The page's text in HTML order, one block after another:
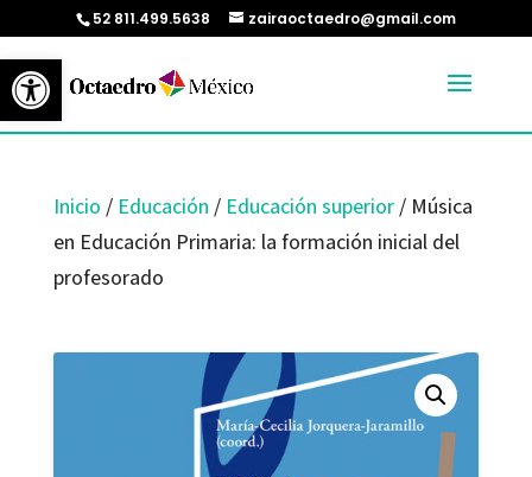
Abrir barra de herramientas
52 811.499.5638 zairaoctaedro@gmail.com
Inicio / Educación / Educación superior/ Música
en Educación Primaria: la formación inicial del
profesorado